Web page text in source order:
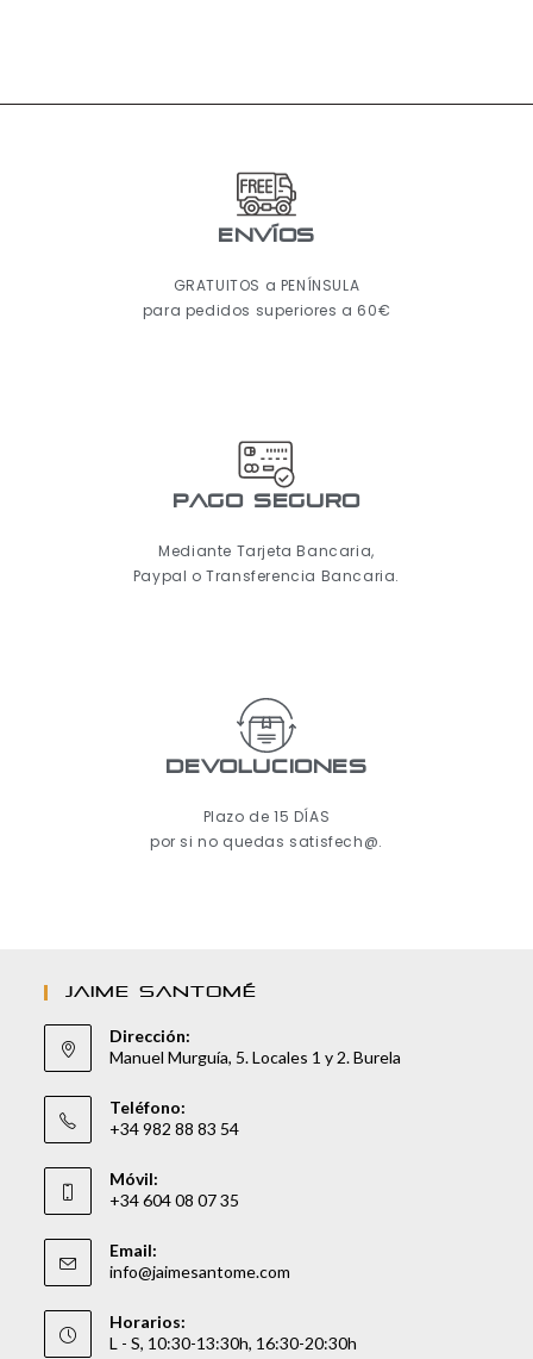
ENVÍOS
GRATUITOS a PENÍNSULA
para pedidos superiores a 60€
pago seguro
Mediante Tarjeta Bancaria,
Paypal o Transferencia Bancaria.
Devoluciones
Plazo de 15 DÍAS
por si no quedas satisfech@.
JAIME SANTOMÉ
Dirección:
Manuel Murguía, 5. Locales 1 y 2. Burela
Teléfono:
+34 982 88 83 54
Móvil:
+34 604 08 07 35
Email:
info@jaimesantome.com
Horarios:
L - S, 10:30-13:30h, 16:30-20:30h